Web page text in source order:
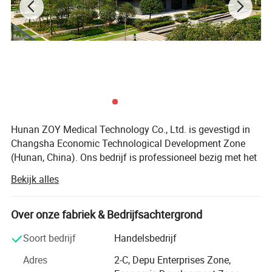
Hunan ZOY Medical Technology Co., Ltd. is gevestigd in
Changsha Economic Technological Development Zone
(Hunan, China). Ons bedrijf is professioneel bezig met het
zuurstofproducerende apparatuur. Als hightech
onderneming kunnen we klanten voorzien van medische
PSA-zuurstofgenerator, geïntegreerd PSA-
systeem, Hyperbaric Oxygen Chamber en Nitrogen Reuse
System, enz. we kunnen een verscheidenheid aan
oplossingen voor de gastoevoer bieden, afhankelijk van de
Bekijk alles
Over onze fabriek & Bedrijfsachtergrond
Soort bedrijf
Handelsbedrijf
Adres
2-C, Depu Enterprises Zone,